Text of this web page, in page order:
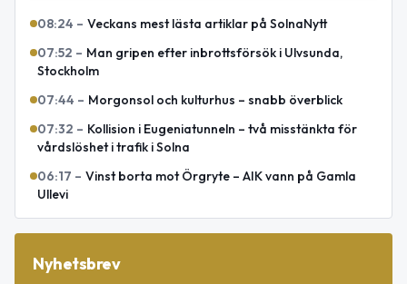
08:24 – Veckans mest lästa artiklar på SolnaNytt
07:52 – Man gripen efter inbrottsförsök i Ulvsunda,
Stockholm
07:44 – Morgonsol och kulturhus – snabb överblick
07:32 – Kollision i Eugeniatunneln – två misstänkta för
vårdslöshet i trafik i Solna
06:17 – Vinst borta mot Örgryte – AIK vann på Gamla
Ullevi
Nyhetsbrev